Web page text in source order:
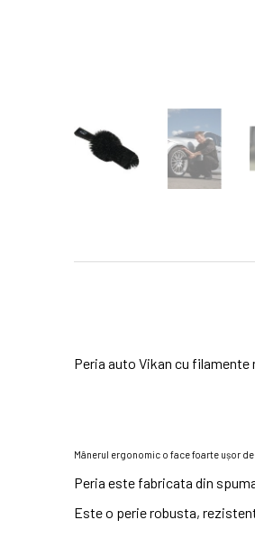
Peria auto Vikan cu
Mânerul ergonomic o face foarte ușor
Peria este fabricata din
Este o perie robusta,